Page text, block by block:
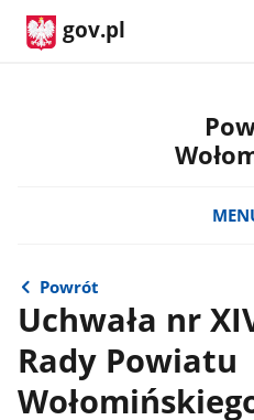
gov.pl
Powrót
Uchwała nr
Rady Powiatu